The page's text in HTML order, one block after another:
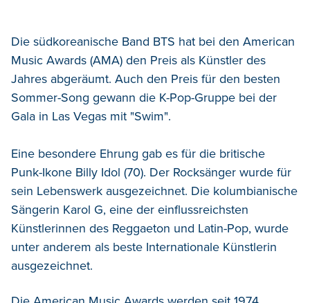
Die südkoreanische Band BTS hat bei den American
Music Awards (AMA) den Preis als Künstler des
Jahres abgeräumt. Auch den Preis für den besten
Sommer-Song gewann die K-Pop-Gruppe bei der
Gala in Las Vegas mit "Swim".
Eine besondere Ehrung gab es für die britische
Punk-Ikone Billy Idol (70). Der Rocksänger wurde für
sein Lebenswerk ausgezeichnet. Die kolumbianische
Sängerin Karol G, eine der einflussreichsten
Künstlerinnen des Reggaeton und Latin-Pop, wurde
unter anderem als beste Internationale Künstlerin
ausgezeichnet.